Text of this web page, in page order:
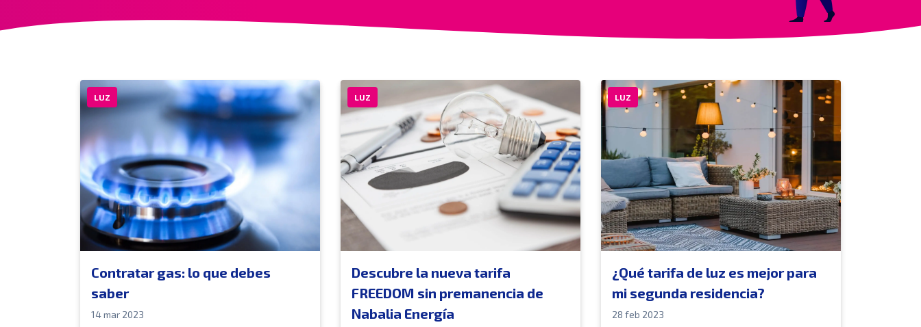
LUZ
Contratar gas: lo que debes
saber
14 mar 2023
LUZ
Descubre la nueva tarifa
FREEDOM sin premanencia de
Nabalia Energía
LUZ
¿Qué tarifa de luz es mejor para
mi segunda residencia?
28 feb 2023